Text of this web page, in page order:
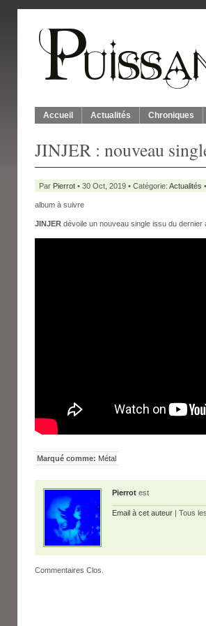
Accueil Actualités Chroniques
JINJER : nouveau
Par Pierrot • 30 Oct, 2019 • Catégorie: Actualités •
album à suivre
JINJER dévoile un nouveau single issu du dernier
Marqué comme: Métal
Pierrot est
Email à cet auteur | Tous
Commentaires Clos.